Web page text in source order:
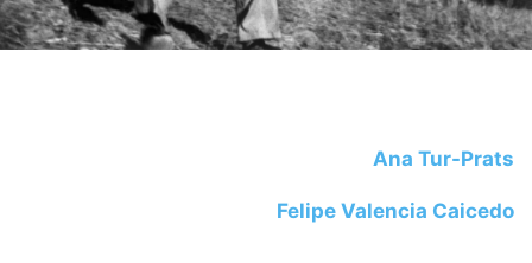
Ana Tur-Prats
Felipe Valencia Caicedo